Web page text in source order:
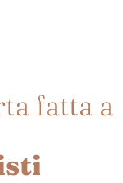
fatta a